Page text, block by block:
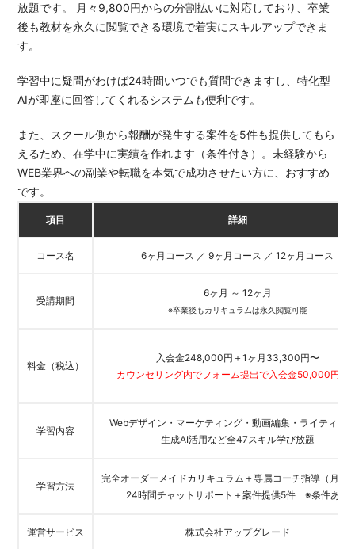
放題です。 月々9,800円からの分割払いに対応しており、卒業
後も教材を永久に閲覧できる環境で着実にスキルアップできま
す。
学習中に疑問がわけば24時間いつでも質問できますし、特化型
AIが即座に回答してくれるシステムも便利です。
また、スクール側から報酬が発生する案件を5件も提供してもら
えるため、在学中に実績を作れます（条件付き）。未経験から
WEB業界への副業や転職を本気で成功させたい方に、おすすめ
です。
項目 詳細
コース名 6ヶ月コース ／ 9ヶ月コース ／ 12ヶ月コース
受講期間
6ヶ月 ～ 12ヶ月
※卒業後もカリキュラムは永久閲覧可能
料金（税込）
入会金248,000円＋1ヶ月33,300円〜
カウンセリング内でフォーム提出で入会金50,000円
学習内容
Webデザイン・マーケティング・動画編集・ライティン
生成AI活用など全47スキル学び放題
学習方法
完全オーダーメイドカリキュラム＋専属コーチ指導（月2
24時間チャットサポート＋案件提供5件 ※条件あり
運営サービス 株式会社アップグレード